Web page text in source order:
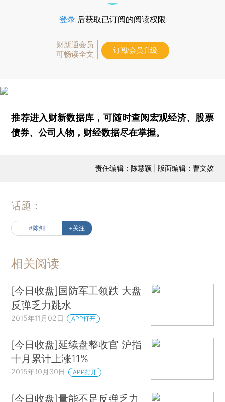
登录 后获取已订阅的阅读权限
财新通会员
可畅读全文
订阅/会员升级
推荐进入财新数据库 ，可随时查阅宏观经济、股票
债券、公司人物，财经数据尽在掌握。
责任编辑：陈慧颖 | 版面编辑：曹文姣
话题：
#陈剑 +关注
相关阅读
[今日收盘]国防军工领跌 大盘
反弹乏力跳水
2015年11月02日 APP打开
[今日收盘]延续盘整收官 沪指
十月累计上涨11%
2015年10月30日 APP打开
[今日收盘]量能不足反弹乏力